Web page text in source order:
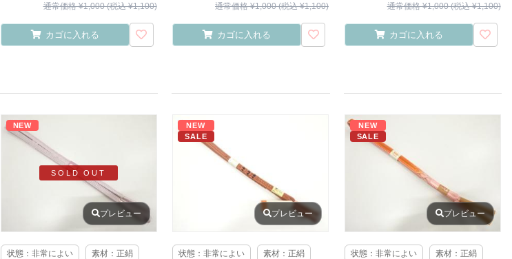
通常価格 ¥1,000 (税込 ¥1,100)
カゴに入れる
通常価格 ¥1,000 (税込 ¥1,100)
カゴに入れる
通常価格 ¥1,000 (税込 ¥1,100)
カゴに入れる
NEW
SOLD OUT
プレビュー
状態：非常によい 素材：正絹
NEW
SALE
プレビュー
状態：非常によい 素材：正絹
NEW
SALE
プレビュー
状態：非常によい 素材：正絹